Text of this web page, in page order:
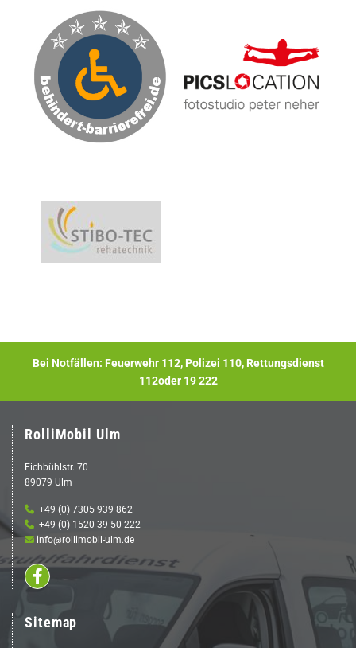
Bei Notfällen: Feuerwehr 112, Polizei 110, Rettungsdienst
112oder 19 222
RolliMobil Ulm
Eichbühlstr. 70
89079 Ulm
 +49 (0) 7305 939 862
 +49 (0) 1520 39 50 222
 info@rollimobil-ulm.de
Sitemap